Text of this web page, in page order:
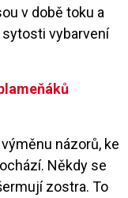
v době toku a
vybarvení
názorů, ke
Někdy se
zostra. To